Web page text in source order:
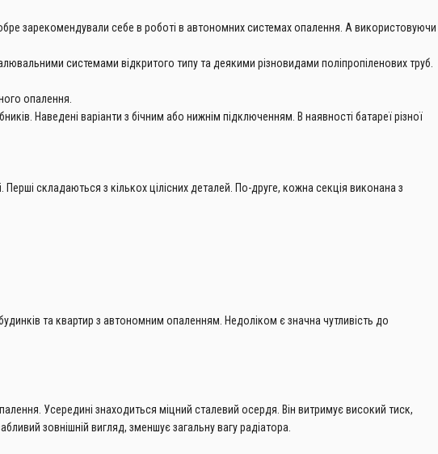
зарекомендували себе в роботі в автономних системах опалення. А використовуючи
системами відкритого типу та деякими різновидами поліпропіленових труб.
опалення.
Наведені варіанти з бічним або нижнім підключенням. В наявності батареї різної
складаються з кількох цілісних деталей. По-друге, кожна секція виконана з
та квартир з автономним опаленням. Недоліком є ​​значна чутливість до
Усередині знаходиться міцний сталевий осердя. Він витримує високий тиск,
зовнішній вигляд, зменшує загальну вагу радіатора.